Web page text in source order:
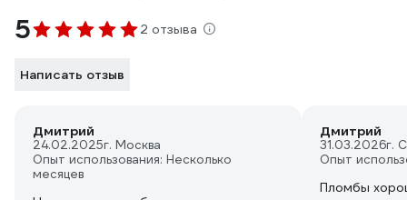
5 2 отзыва
Написать отзыв
Дмитрий
24.02.2025г. Москва
Опыт использования: Несколько
месяцев
Дмитрий
31.03.2026г.
Опыт
Пломбы